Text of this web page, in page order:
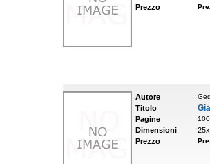
Prezzo
Autore
Titolo
Pagine 100
Dimensioni
Prezzo